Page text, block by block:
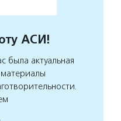
АСИ!
была актуальная